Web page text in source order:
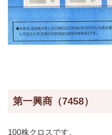
第一興商（7458）
100株クロスです。